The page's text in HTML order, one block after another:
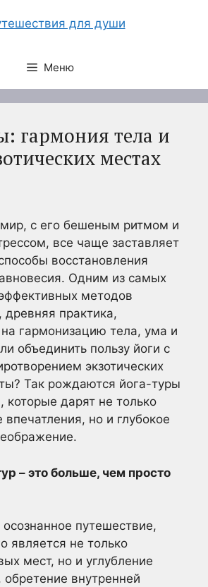
Меню
гармония тела и
местах
с его бешеным ритмом и
все чаще заставляет
восстановления
Одним из самых
методов
древняя практика,
гармонизацию тела, ума и
объединить пользу йоги с
экзотических
Так рождаются йога-туры
которые дарят не только
но и глубокое
– это больше, чем просто
путешествие,
является не только
мест, но и углубление
обретение внутренней